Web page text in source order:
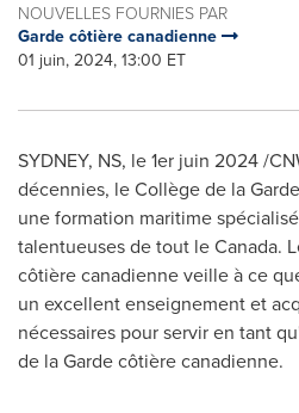
NOUVELLES FOURNIES PAR
Garde côtière canadienne
01 juin, 2024, 13:00 ET
SYDNEY, NS, le 1er juin 2024/
décennies, le Collège de la
une formation maritime
talentueuses de tout leCanada.
côtière canadienne veille à ce
un excellent enseignement et
nécessaires pour servir en tant
de la Garde côtière canadienne.